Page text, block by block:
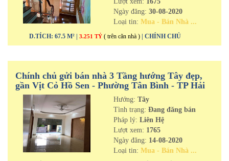
Ngày đăng: 30-08-2020
Loại tin: Mua - Bán Nhà ...
D.TÍCH: 67.5 M² | 3.251 TỶ ( trên căn nhà ) | CHÍNH CHỦ
Chính chủ gửi bán nhà 3 Tầng hướng Tây đẹp,
gần Vịt Cỏ Hồ Sen - Phường Tân Bình - TP Hải
Dương
Hướng: Tây
Tình trạng: Đang đăng bán
Pháp lý: Liên Hệ
Lượt xem: 1765
Ngày đăng: 14-08-2020
Loại tin: Mua - Bán Nhà ...